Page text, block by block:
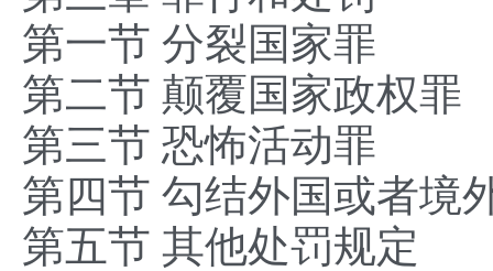
第一节 分裂国家罪
第二节 颠覆国家政权罪
第三节 恐怖活动罪
第四节 勾结外国或者境
第五节 其他处罚规定